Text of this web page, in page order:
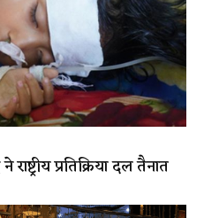
प्रतिक्रिया दल तैनात